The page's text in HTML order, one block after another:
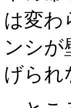
は変わ
ンシが
げられ